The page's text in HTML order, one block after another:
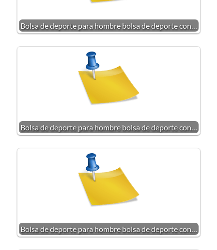
Bolsa de deporte para hombre bolsa de deporte con…
Bolsa de deporte para hombre bolsa de deporte con…
Bolsa de deporte para hombre bolsa de deporte con…